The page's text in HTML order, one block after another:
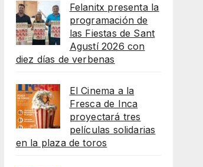
Felanitx presenta la
programación de
las Fiestas de Sant
Agustí 2026 con
diez días de verbenas
El Cinema a la
Fresca de Inca
proyectará tres
películas solidarias
en la plaza de toros